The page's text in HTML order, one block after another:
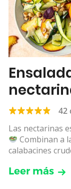
42
Las nectarinas
Combinan a
calabacines
Leer más